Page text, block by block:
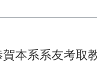
本系系友考取